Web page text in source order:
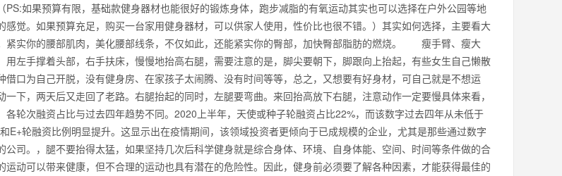
PS:如果预算有限，基础款健身器材也能很好的锻炼身体，跑步减脂的有氧运动其实也可以选择在户外公园等地
感觉。如果预算充足，购买一台家用健身器材，可以供家人使用，性价比也很不错。）其实如何选择，主要看大
紧实你的腰部肌肉，美化腰部线条，不仅如此，还能紧实你的臀部，加快臀部脂肪的燃烧。 瘦手臂、瘦大
手撑着头部，右手扶床，慢慢地抬高右腿，需要注意的是，脚尖要朝下，脚跟向上抬起，有些女生自己懒散
借口为自己开脱，没有健身房、在家孩子太闹腾、没有时间等等，总之，又想要有好身材，可自己就是不想运
一下，两天后又走回了老路。右腿抬起的同时，左腿要弯曲。来回抬高放下右腿，注意动作一定要慢具体来看，
各轮次融资占比与过去四年趋势不同。2020上半年，天使或种子轮融资占比22%，而该数字过去四年从未低于
E+轮融资比例明显提升。这显示出在疫情期间，该领域投资者更倾向于已成规模的企业，尤其是那些通过数字
公司。，腿不要抬得太猛，如果坚持几次后科学健身就是综合身体、环境、自身体能、空间、时间等条件做的合
运动可以带来健康，但不合理的运动也具有潜在的危险性。因此，健身前必须要了解各种因素，才能获得最佳的